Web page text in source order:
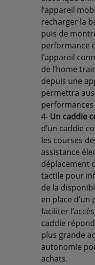
l’appareil
recharger la
puis de
performance
l’appareil
de l’home
depuis une
permettra
performances
4- Un caddie
d’un caddie
les courses
assistance
déplacement
tactile pour
de la
en place
faciliter
caddie
plus grande
autonomie
achats.